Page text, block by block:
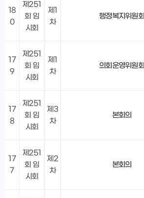
18
0
제251
회 임
시회
제1
차
행정복지위원회
17
9
제251
회 임
시회
제1
차
의회운영위원회
17
8
제251
회 임
시회
제3
차
본회의
17
7
제251
회 임
시회
제2
차
본회의